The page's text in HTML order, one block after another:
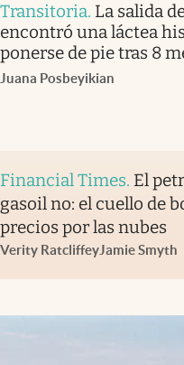
Transitoria. La salida
encontró una láctea
ponerse de pie tras 8
Juana Posbeyikian
Financial Times. El
gasoil no: el cuello de
precios por las nubes
Verity RatcliffeyJamie Smyth